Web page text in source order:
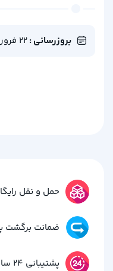
بروزرسانی :22 فروردین 1404
حمل و نقل
ضمانت برگشت
پشتیبانی 24 ساعته